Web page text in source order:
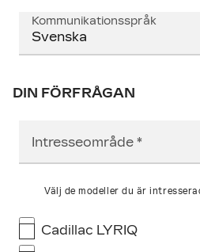
Kommunikationsspråk
DIN FÖRFRÅGAN
Intresseområde
Välj de modeller du är
Cadillac LYRIQ